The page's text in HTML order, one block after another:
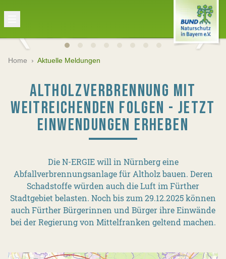
Home › Aktuelle Meldungen
ALTHOLZVERBRENNUNG MIT
WEITREICHENDEN FOLGEN - JETZT
EINWENDUNGEN ERHEBEN
Die N-ERGIE will in Nürnberg eine
Abfallverbrennungsanlage für Altholz bauen. Deren
Schadstoffe würden auch die Luft im Fürther
Stadtgebiet belasten. Noch bis zum 29.12.2025 können
auch Fürther Bürgerinnen und Bürger ihre Einwände
bei der Regierung von Mittelfranken geltend machen.